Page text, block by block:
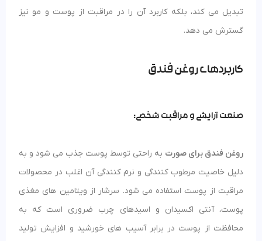
تبدیل می کند، بلکه کاربرد آن را در مراقبت از پوست و مو نیز
گسترش می دهد.
کاربردهای روغن فندق
صنعت آرایشی و مراقبت شخصی:
روغن فندق برای صورت به راحتی توسط پوست جذب می شود و به
دلیل خاصیت مرطوب کنندگی و نرم کنندگی آن اغلب در محصولات
مراقبت از پوست استفاده می شود. سرشار از ویتامین های مغذی
پوست، آنتی اکسیدان و اسیدهای چرب ضروری است که به
محافظت از پوست در برابر آسیب های خورشید و افزایش تولید